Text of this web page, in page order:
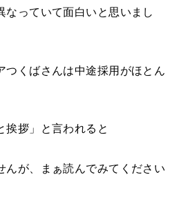
なっていて面白いと思いまし
つくばさんは中途採用がほとん
挨拶」と言われると
んが、まぁ読んでみてください